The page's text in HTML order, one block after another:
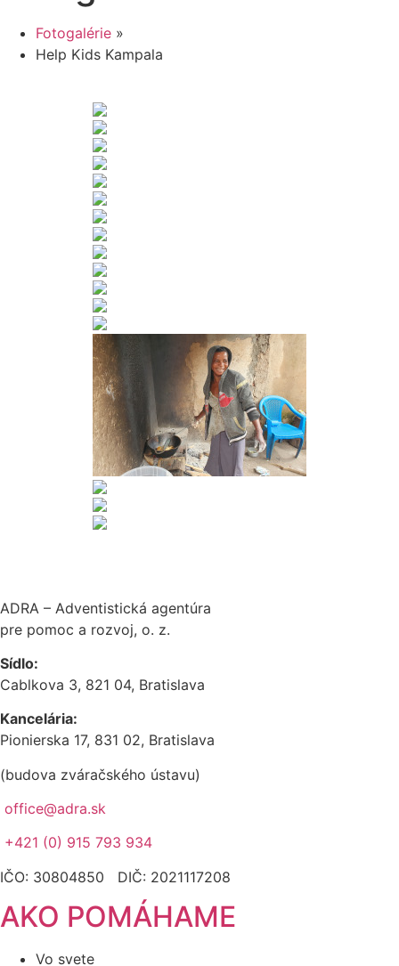
Fotogalérie »
Help Kids Kampala
ADRA – Adventistická agentúra
pre pomoc a rozvoj, o. z.
Sídlo:
Cablkova 3, 821 04, Bratislava
Kancelária:
Pionierska 17, 831 02, Bratislava
(budova zváračského ústavu)
office@adra.sk
+421 (0) 915 793 934
IČO: 30804850 DIČ: 2021117208
AKO POMÁHAME
Vo svete